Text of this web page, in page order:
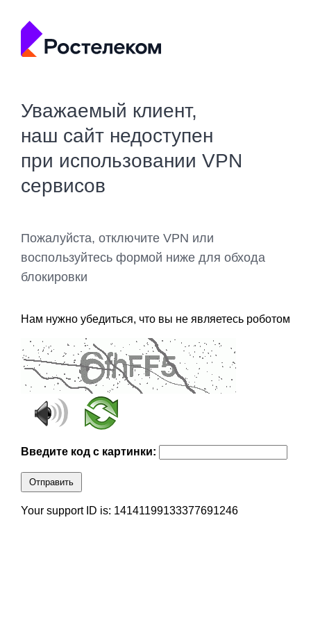
Уважаемый клиент,
наш сайт недоступен
при использовании VPN
сервисов
Пожалуйста, отключите VPN или
воспользуйтесь формой ниже для обхода
блокировки
Нам нужно убедиться, что вы не являетесь роботом
Введите код с картинки:
Отправить
Your support ID is: 14141199133377691246